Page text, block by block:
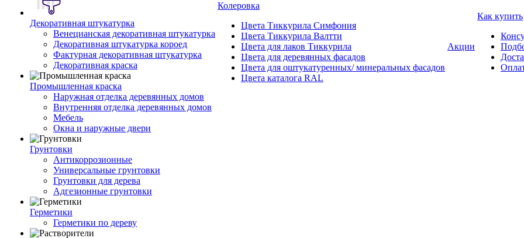
Декоративная штукатурка
Венецианская декоративная штукатурка
Декоративная штукатурка короед
Фактурная декоративная штукатурка
Декоративная краска
Промышленная краска
Наружная отделка деревянных домов
Внутренняя отделка деревянных домов
Мебель
Окна и наружные двери
Грунтовки
Антикоррозионные
Универсальные грунтовки
Грунтовки для дерева
Адгезионные грунтовки
Герметики
Герметики по дереву
Колеровка
Цвета Тиккурила Симфония
Цвета Тиккурила Валтти
Цвета для лаков Тиккурила
Цвета для деревянных фасадов
Цвета для оштукатуренных/ минеральных фасадов
Цвета каталога RAL
Акции
Как купить